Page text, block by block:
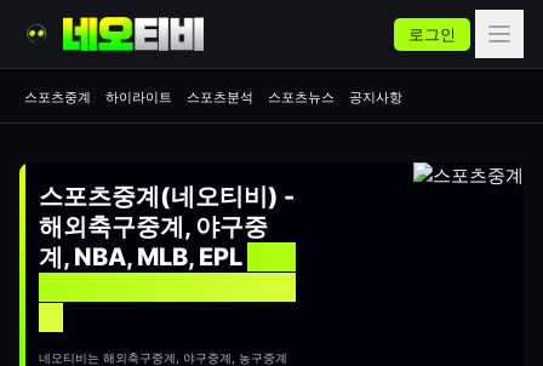
로그인
스포츠중계 하이라이트 스포츠분석 스포츠뉴스 공지사항
스포츠중계(네오티비) -
해외축구중계, 야구중
계, NBA, MLB, EPL
네오티비는 해외축구중계, 야구중계, 농구중계